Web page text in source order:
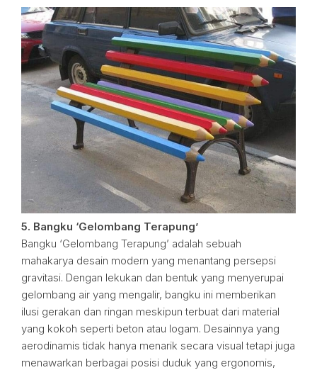
5. Bangku ‘Gelombang Terapung’
Bangku ‘Gelombang Terapung’ adalah sebuah
mahakarya desain modern yang menantang persepsi
gravitasi. Dengan lekukan dan bentuk yang menyerupai
gelombang air yang mengalir, bangku ini memberikan
ilusi gerakan dan ringan meskipun terbuat dari material
yang kokoh seperti beton atau logam. Desainnya yang
aerodinamis tidak hanya menarik secara visual tetapi juga
menawarkan berbagai posisi duduk yang ergonomis,